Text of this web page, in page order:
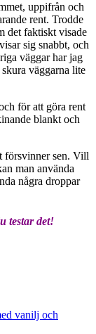
uppifrån och
rent. Trodde
det faktiskt visade
sig snabbt, och
väggar har jag
väggarna lite
för att göra rent
blankt och
försvinner sen. Vill
man använda
några droppar
testar det!
vanilj och